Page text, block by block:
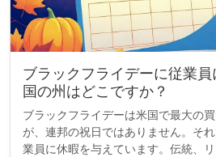
ブラックフライデーに従業
国の州はどこですか？
ブラックフライデーは米国で最大の
が、連邦の祝日ではありません。そ
業員に休暇を与えています。伝統、